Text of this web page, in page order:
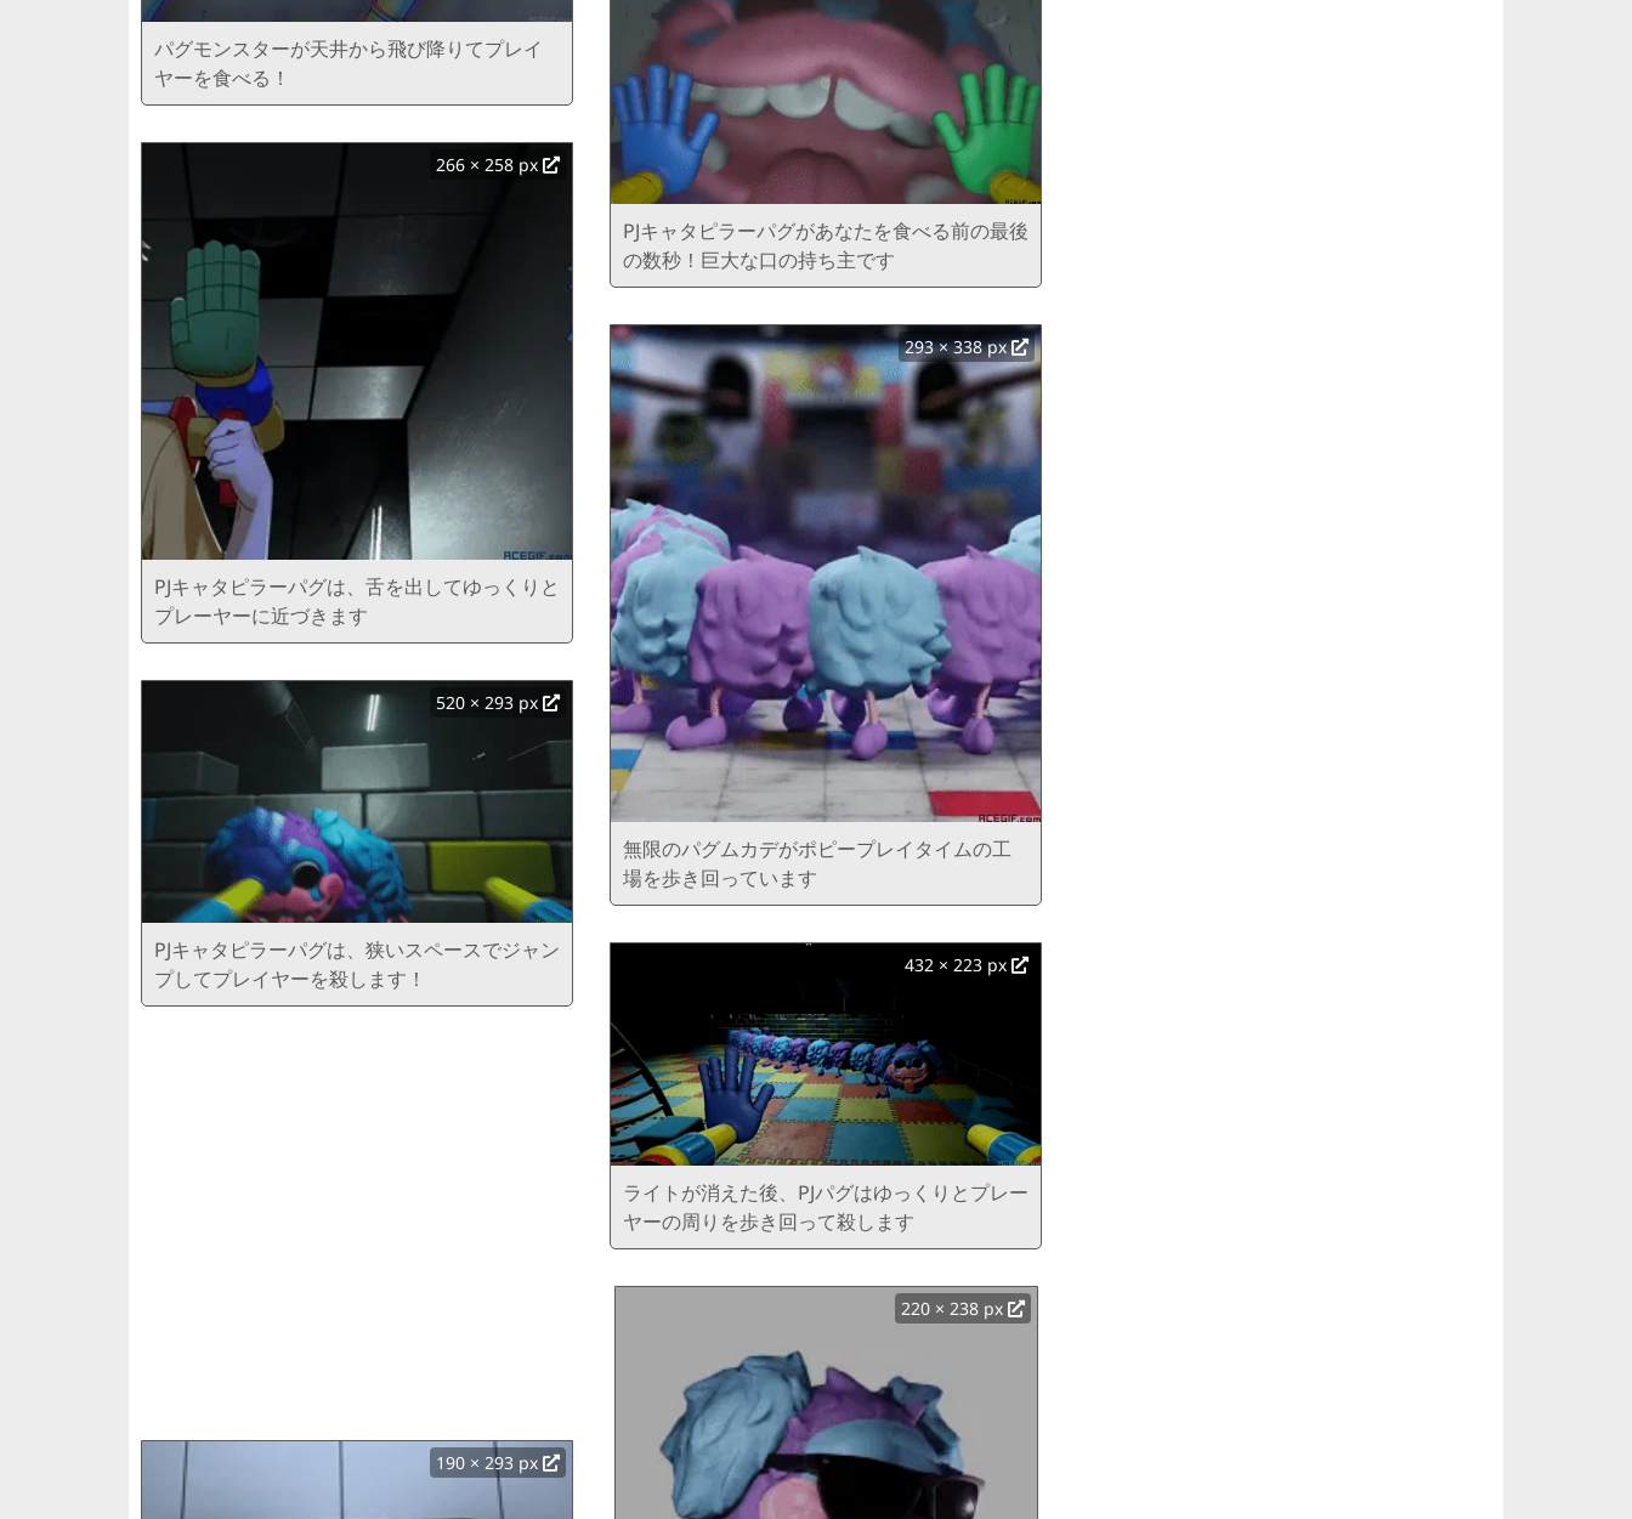
パグモンスターが天井から飛び降りてプレイ
ヤーを食べる！
266 × 258 px
PJキャタピラーパグは、舌を出してゆっくりと
プレーヤーに近づきます
520 × 293 px
PJキャタピラーパグは、狭いスペースでジャン
プしてプレイヤーを殺します！
190 × 293 px
PJキャタピラーパグがあなたを食べる前の最後
の数秒！巨大な口の持ち主です
293 × 338 px
無限のパグムカデがポピープレイタイムの工
場を歩き回っています
432 × 223 px
ライトが消えた後、PJパグはゆっくりとプレー
ヤーの周りを歩き回って殺します
220 × 238 px